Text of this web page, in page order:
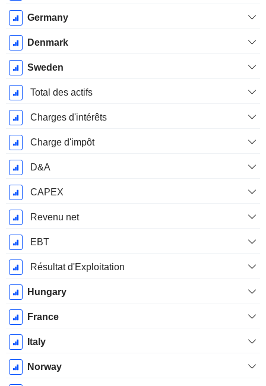
Germany
Denmark
Sweden
Total des actifs
Charges d'intérêts
Charge d'impôt
D&A
CAPEX
Revenu net
EBT
Résultat d'Exploitation
Hungary
France
Italy
Norway